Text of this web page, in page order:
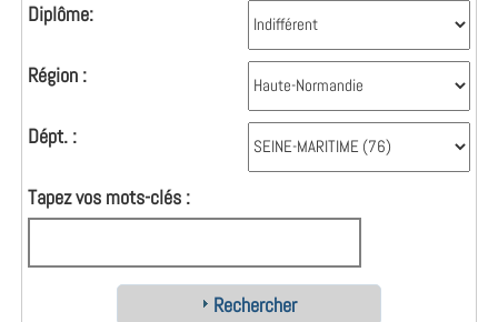
Diplôme:
Région :
Dépt. :
Tapez vos mots-clés :
Rechercher